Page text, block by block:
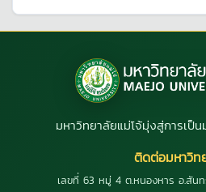
มหาวิทยาลัยแม่โจ้มุ่งสู่การเป็
ติดต่อมหาวิท
เลขที่ 63 หมู่ 4 ต.หนองหาร อ.สัน